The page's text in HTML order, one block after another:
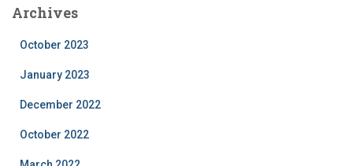
Archives
October 2023
January 2023
December 2022
October 2022